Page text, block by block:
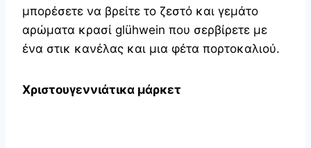
μπορέσετε να βρείτε το ζεστό και γεμάτο
αρώματα κρασί glühwein που σερβίρετε με
ένα στικ κανέλας και μια φέτα πορτοκαλιού.
Χριστουγεννιάτικα μάρκετ